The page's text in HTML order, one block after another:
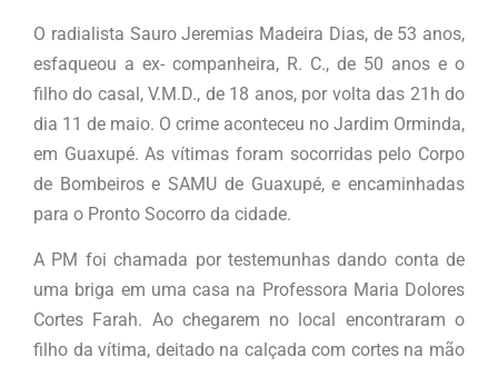
O radialista Sauro Jeremias Madeira Dias, de 53 anos,
esfaqueou a ex- companheira, R. C., de 50 anos e o
filho do casal, V.M.D., de 18 anos, por volta das 21h do
dia 11 de maio. O crime aconteceu no Jardim Orminda,
em Guaxupé. As vítimas foram socorridas pelo Corpo
de Bombeiros e SAMU de Guaxupé, e encaminhadas
para o Pronto Socorro da cidade.
A PM foi chamada por testemunhas dando conta de
uma briga em uma casa na Professora Maria Dolores
Cortes Farah. Ao chegarem no local encontraram o
filho da vítima, deitado na calçada com cortes na mão